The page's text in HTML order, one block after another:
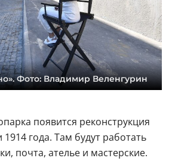
Фото: Владимир Веленгурин
появится реконструкция
года. Там будут работать
почта, ателье и мастерские.